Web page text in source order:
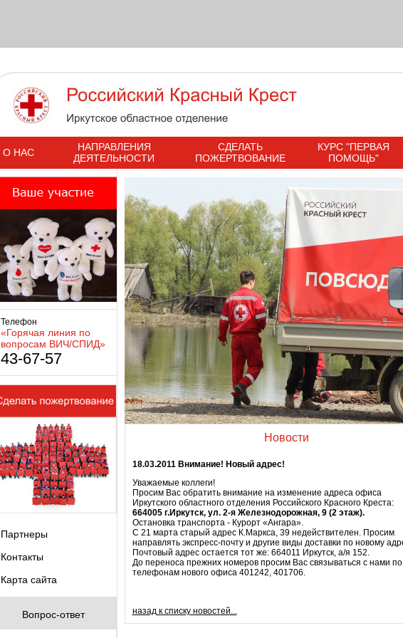
О НАС
НАПРАВЛЕНИЯ
ДЕЯТЕЛЬНОСТИ
СДЕЛАТЬ
ПОЖЕРТВОВАНИЕ
КУРС "ПЕРВАЯ
ПОМОЩЬ"
Телефон
«Горячая линия по
вопросам ВИЧ/СПИД»
43-67-57
Партнеры
Контакты
Карта сайта
Вопрос-ответ
Новости
18.03.2011 Внимание! Новый адрес!
Уважаемые коллеги!
Просим Вас обратить внимание на изменение адреса офиса
Иркутского областного отделения Российского Красного Креста:
664005 г.Иркутск, ул. 2-я Железнодорожная, 9 (2 этаж).
Остановка транспорта - Курорт «Ангара».
С 21 марта старый адрес К.Маркса, 39 недействителен. Просим
направлять экспресс-почту и другие виды доставки по новому
Почтовый адрес остается тот же: 664011 Иркутск, а/я 152.
До переноса прежних номеров просим Вас связываться с нами по
телефонам нового офиса 401242, 401706.
назад к списку новостей...